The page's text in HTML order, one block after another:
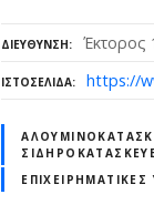
ΔΙΕΎΘΥΝΣΗ Έκτορος
ΙΣΤΟΣΕΛΊΔΑ https://
ΕΠΙΧΕΙΡΗΜΑΤΙΚΈΣ